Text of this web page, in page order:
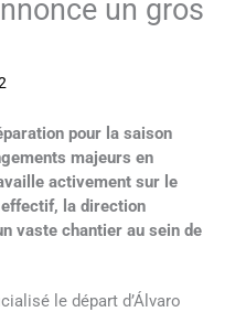
un gros
pour la saison
majeurs en
activement sur le
la direction
vaste chantier au sein de
le départ d’Álvaro